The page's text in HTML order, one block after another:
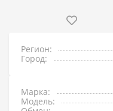
Регион:
Город:
Марка:
Модель: